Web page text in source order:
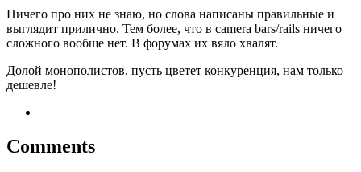
Ничего про них не знаю, но слова написаны правильные и
выглядит прилично. Тем более, что в camera bars/rails ничего
сложного вообще нет. В форумах их вяло хвалят.
Долой монополистов, пусть цветет конкуренция, нам только
дешевле!
Comments